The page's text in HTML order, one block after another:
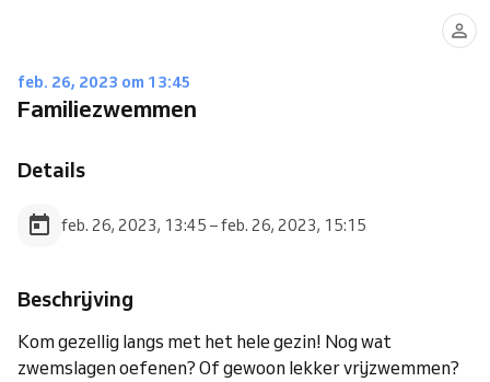
feb. 26, 2023 om 13:45
Familiezwemmen
Details
feb. 26, 2023, 13:45 – feb. 26, 2023, 15:15
Beschrijving
Kom gezellig langs met het hele gezin! Nog wat
zwemslagen oefenen? Of gewoon lekker vrijzwemmen?